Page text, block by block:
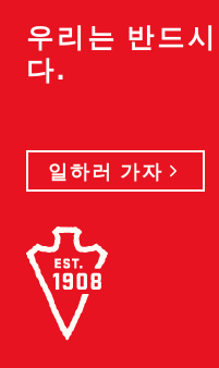
우리는 반드
다.
일하러 가자